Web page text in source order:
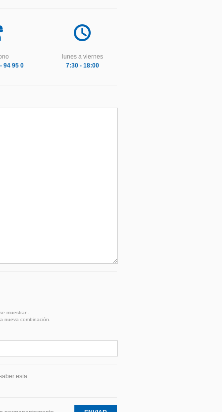
94 95 0
lunes a viernes
7:30 - 18:00
muestran.
nueva combinación.
esta